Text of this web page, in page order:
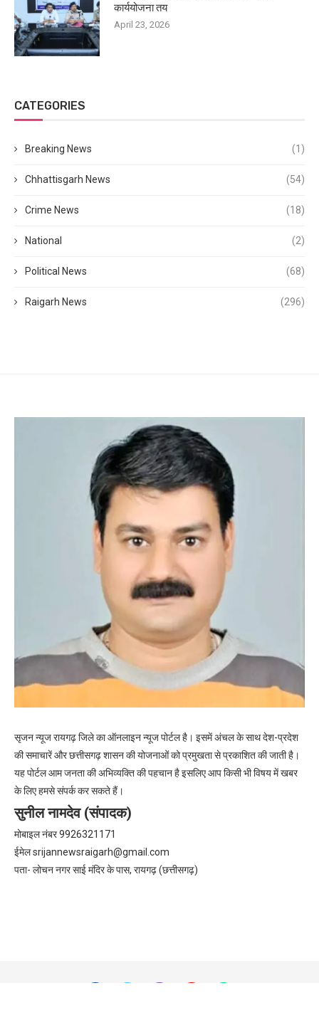
कार्ययोजना तय
April 23, 2026
CATEGORIES
Breaking News (1)
Chhattisgarh News (54)
Crime News (18)
National (2)
Political News (68)
Raigarh News (296)
सृजन न्यूज रायगढ़ जिले का ऑनलाइन न्यूज पोर्टल है। इसमें अंचल के साथ देश-प्रदेश
की समाचारें और छत्तीसगढ़ शासन की योजनाओं को प्रमुखता से प्रकाशित की जाती है।
यह पोर्टल आम जनता की अभिव्यक्ति की पहचान है इसलिए आप किसी भी विषय में खबर
के लिए हमसे संपर्क कर सकते हैं।
सुनील नामदेव (संपादक)
मोबाइल नंबर 9926321171
ईमेलsrijannewsraigarh@gmail.com
पता- लोचन नगर साई मंदिर के पास, रायगढ़ (छत्तीसगढ़)